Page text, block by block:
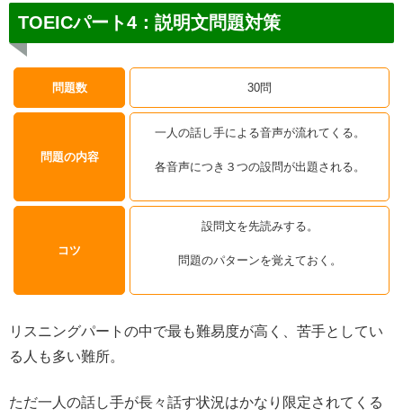
TOEICパート4：説明文問題対策
問題数 30問
問題の内容
一人の話し手による音声が流れてくる。
各音声につき３つの設問が出題される。
コツ
設問文を先読みする。
問題のパターンを覚えておく。
リスニングパートの中で最も難易度が高く、苦手としてい
る人も多い難所。
ただ一人の話し手が長々話す状況はかなり限定されてくる